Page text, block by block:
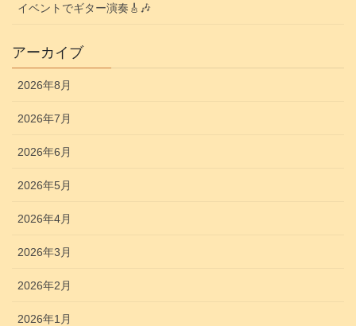
イベントでギター演奏🎸🎶
アーカイブ
2026年8月
2026年7月
2026年6月
2026年5月
2026年4月
2026年3月
2026年2月
2026年1月